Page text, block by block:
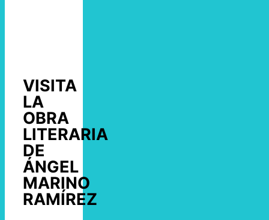
VISITA
LA
OBRA
LITERARIA
DE
ÁNGEL
MARINO
RAMÍREZ